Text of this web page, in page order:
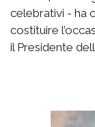
celebrativi - ha
costituire
il Presidente